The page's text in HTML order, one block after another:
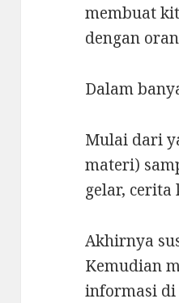
membuat
dengan
Dalam
Mulai dari
materi)
gelar, cerita
Akhirnya
Kemudian
informasi di